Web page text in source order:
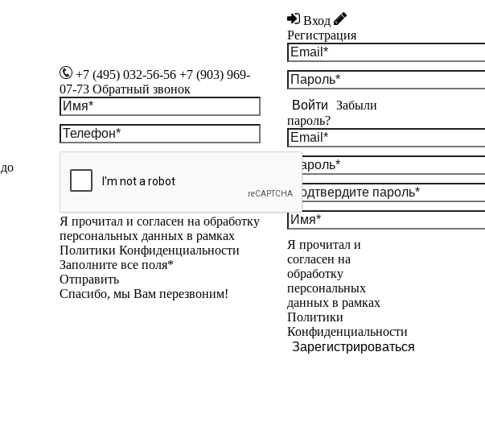
+7 (495) 032-56-56 +7 (903) 969-
07-73 Обратный звонок
Я прочитал и согласен на обработку
персональных данных в рамках
Политики Конфиденциальности
Заполните все поля*
Отправить
Спасибо, мы Вам перезвоним!
Вход
Регистрация
Войти
Забыли
пароль?
Я прочитал и
согласен на
обработку
персональных
данных в рамках
Политики
Конфиденциальности
Зарегистрироваться